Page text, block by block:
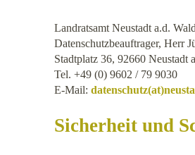
Landratsamt Neustadt a.d.
Datenschutzbeauftrager, Herr
Stadtplatz 36, 92660 Neustadt
Tel. +49 (0) 9602 / 79 9030
E-Mail:
Sicherheit und